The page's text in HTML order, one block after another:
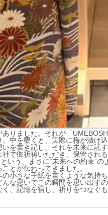
りました。それが「
中を覗くと、実際に梅が漬け
を書き記し、それを未来に託
で御祈祷いただき、保管され
いう、まさに“未来への約束”
とが伝わってきました。
小さな手紙を書くような気持
んな思いでこの瞬間を思い出
、記憶を宿し、祈りをつなぐ